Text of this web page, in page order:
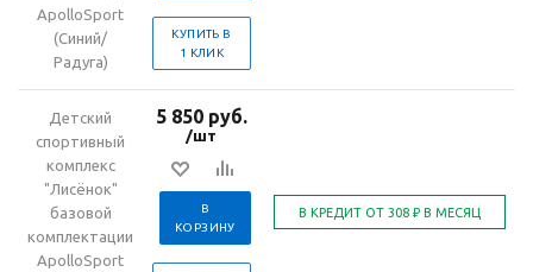
ApolloSport
(Синий/
Радуга)
КУПИТЬ В
1 КЛИК
Детский
спортивный
комплекс
"Лисёнок"
базовой
комплектации
ApolloSport
5 850 руб.
/шт
В
КОРЗИНУ